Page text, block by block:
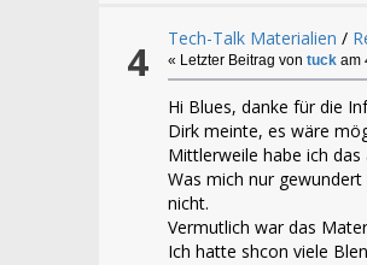
4 Tech-Talk Materialien /
« Letzter Beitrag von tuck am
Hi Blues, danke für die
Dirk meinte, es wäre
Mittlerweile habe ich
Was mich nur
nicht.
Vermutlich war das
Ich hatte shcon viele